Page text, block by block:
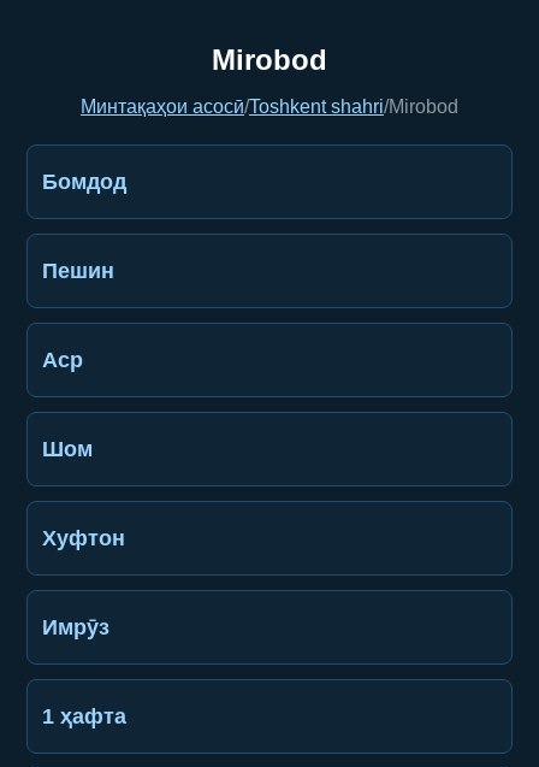
Mirobod
Минтақаҳои асосӣ/Toshkent shahri/Mirobod
Бомдод
Пешин
Аср
Шом
Хуфтон
Имрӯз
1 ҳафта